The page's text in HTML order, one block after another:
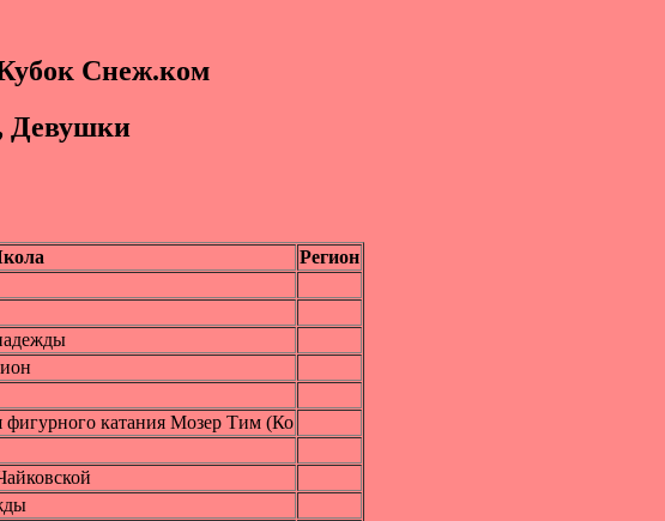
Снеж.ком
Девушки
Регион
катания Мозер Тим (Ко